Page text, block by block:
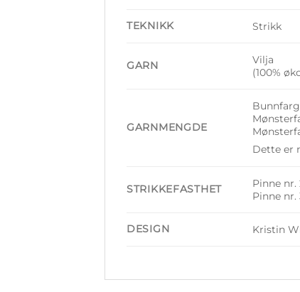
TEKNIKK Strikk
GARN
Vilja
(100%
GARNMENGDE
Dette er
STRIKKEFASTHET
Pinne nr.
Pinne
DESIGN Kristin